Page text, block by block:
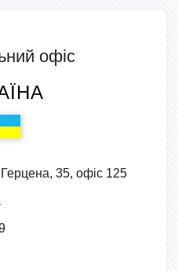
офіс
Герцена, 35, офіс 125